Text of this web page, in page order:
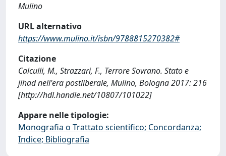
Mulino
URL alternativo
https://www.mulino.it/isbn/9788815270382#
Citazione
Calculli, M., Strazzari, F., Terrore Sovrano. Stato e
jihad nell'era postliberale, Mulino, Bologna 2017: 216
[http://hdl.handle.net/10807/101022]
Appare nelle tipologie:
Monografia o Trattato scientifico; Concordanza;
Indice; Bibliografia